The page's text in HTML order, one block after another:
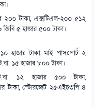
২০০ টাকা, এক্সটিএল-২০০ ৫১২
৫ হাজার ৫০০ টাকা।
হাজার টাকা, মাই পাসপোর্ট ২
১৫ হাজার ৮০০ টাকা।
১২ হাজার ৫০০ টাকা,
টাকা, স্টোরজেট ২৫এইচ৩পি ৪